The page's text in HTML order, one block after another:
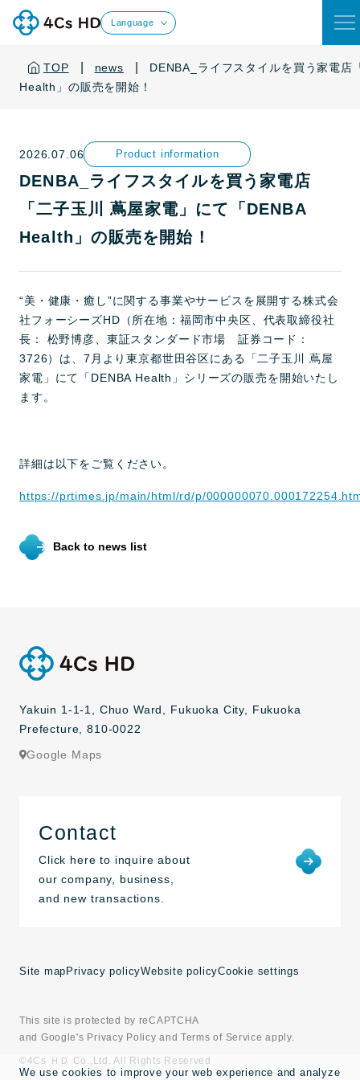
Language
TOP news
DENBA_ライフスタイルを買う家電店
Health」の販売を開始！
2026.07.06 Product information
DENBA_ライフスタイルを買う家電店
「二子玉川 蔦屋家電」にて「DENBA
Health」の販売を開始！
“美・健康・癒し”に関する事業やサービスを展開する株式会
社フォーシーズHD（所在地：福岡市中央区、代表取締役社
長： 松野博彦、東証スタンダード市場 証券コード：
3726）は、7月より東京都世田谷区にある「二子玉川 蔦屋
家電」にて「DENBA Health」シリーズの販売を開始いたし
ます。
詳細は以下をご覧ください。
https://prtimes.jp/main/html/rd/p/
Back to news list
We use cookies to improve your web experience and analyze
Site map Privacy policyWebsite policyCookie settings
Yakuin 1-1-1, Chuo Ward, Fukuoka City, Fukuoka
Prefecture, 810-0022
Google Maps
Contact
Click here to inquire about
our company, business,
and new transactions.
This site is protected by reCAPTCHA
and Google's Privacy Policy and Terms of Service apply.
©4Cs ＨＤ Co.,Ltd. All Rights Reserved